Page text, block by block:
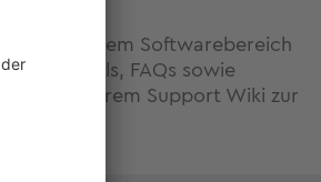
aus dem Softwarebereich
Tutorials, FAQs sowie
in unserem Support Wiki zur